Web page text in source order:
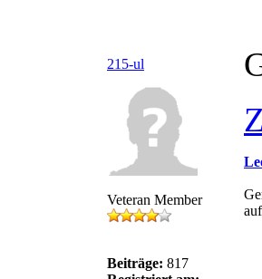
215-ul
Veteran Member
Beiträge: 817